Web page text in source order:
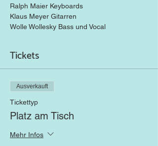
Ralph Maier Keyboards
Klaus Meyer Gitarren
Wolle Wollesky Bass und Vocal
Tickets
Ausverkauft
Tickettyp
Platz am Tisch
Mehr Infos